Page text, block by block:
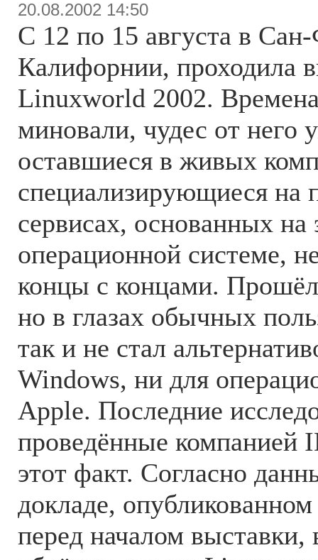
20.08.2002 14:50
С 12 по 15 августа в
Калифорнии, проходила
Linuxworld 2002.
миновали, чудес от него
оставшиеся в живых
специализирующиеся на
сервисах, основанных на
операционной системе,
концы с концами.
но в глазах обычных
так и не стал
Windows, ни для
Apple. Последние
проведённые компанией
этот факт. Согласно
докладе,
перед началом выставки,